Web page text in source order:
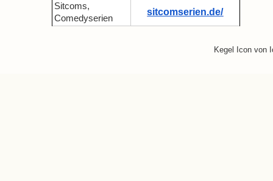
Sitcoms,
Comedyserien
sitcomserien.de/
Kegel Icon von